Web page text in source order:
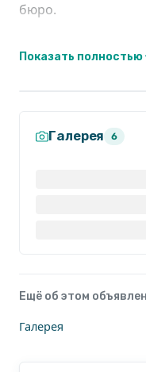
бюро.
Каждый квартал —
Показать полностью
Галерея 6
Ещё об этом
Галерея